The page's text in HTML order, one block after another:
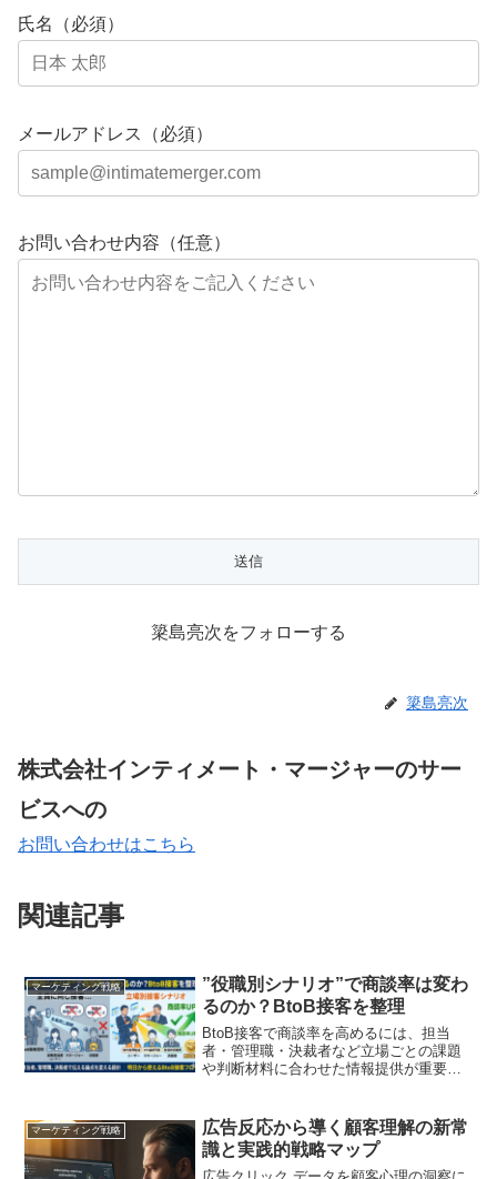
氏名（必須）
メールアドレス（必須）
お問い合わせ内容（任意）
簗島亮次をフォローする
簗島亮次
株式会社インティメート・マージャーのサー
ビスへの
お問い合わせはこちら
関連記事
マーケティング戦略
”役職別シナリオ”で商談率は変わ
るのか？BtoB接客を整理
BtoB接客で商談率を高めるには、担当
者・管理職・決裁者など立場ごとの課題
や判断材料に合わせた情報提供が重要で
落とし込み方を実務視点で解説します
マーケティング戦略
広告反応から導く顧客理解の新常
識と実践的戦略マップ